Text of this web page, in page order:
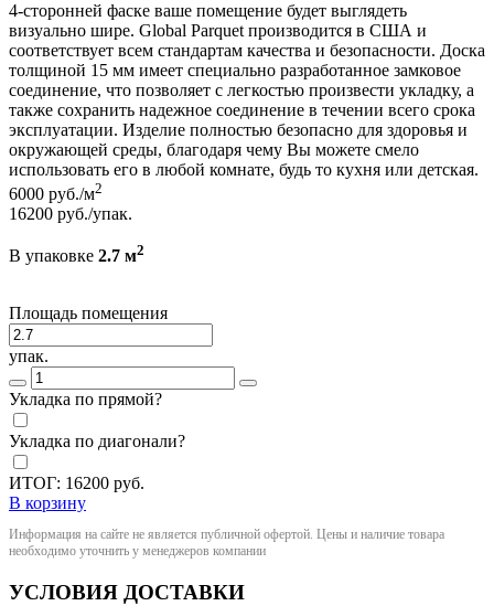
4-сторонней фаске ваше помещение будет выглядеть
визуально шире. Global Parquet производится в США и
соответствует всем стандартам качества и безопасности. Доска
толщиной 15 мм имеет специально разработанное замковое
соединение, что позволяет с легкостью произвести укладку, а
также сохранить надежное соединение в течении всего срока
эксплуатации. Изделие полностью безопасно для здоровья и
окружающей среды, благодаря чему Вы можете смело
использовать его в любой комнате, будь то кухня или детская.
6000 руб./м2
16200 руб./упак.
В упаковке 2.7 м2
Площадь помещения
упак.
Укладка по прямой?
Укладка по диагонали?
ИТОГ: 16200 руб.
В корзину
Информация на сайте не является публичной офертой. Цены и наличие товара
необходимо уточнить у менеджеров компании
УСЛОВИЯ ДОСТАВКИ